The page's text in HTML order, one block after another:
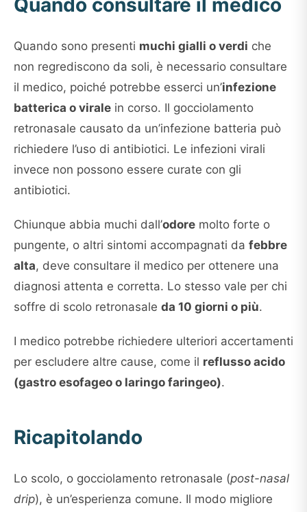
Quando consultare il medico
Quando sono presenti muchi gialli o verdi che
non regrediscono da soli, è necessario consultare
il medico, poiché potrebbe esserci un’infezione
batterica o virale in corso. Il gocciolamento
retronasale causato da un’infezione batteria può
richiedere l’uso di antibiotici. Le infezioni virali
invece non possono essere curate con gli
antibiotici.
Chiunque abbia muchi dall’odore molto forte o
pungente, o altri sintomi accompagnati da febbre
alta, deve consultare il medico per ottenere una
diagnosi attenta e corretta. Lo stesso vale per chi
soffre di scolo retronasale da 10 giorni o più.
I medico potrebbe richiedere ulteriori accertamenti
per escludere altre cause, come il reflusso acido
(gastro esofageo o laringo faringeo).
Ricapitolando
Lo scolo, o gocciolamento retronasale (post-nasal
drip), è un’esperienza comune. Il modo migliore